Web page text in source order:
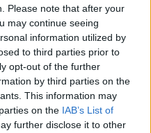
Please note that after your
may continue seeing
information utilized by
to third parties prior to
opt-out of the further
by third parties on the
This information may
on the IAB’s List of
further disclose it to other
i skatt och avgifter
ska få ett
av 2,6 miljoner kronor,
ska ha begått
miljoner
låtar med stora